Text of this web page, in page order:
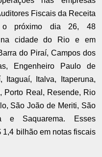
Fiscais da Receita
o próximo dia 26, 48
na cidade do Rio e em
do Piraí, Campos dos
Engenheiro Paulo de
Itaguaí, Italva, Itaperuna,
Porto Real, Resende, Rio
São João de Meriti, São
e Saquarema. Esses
bilhão em notas fiscais